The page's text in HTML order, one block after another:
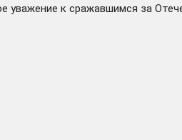
уважение к сражавшимся за